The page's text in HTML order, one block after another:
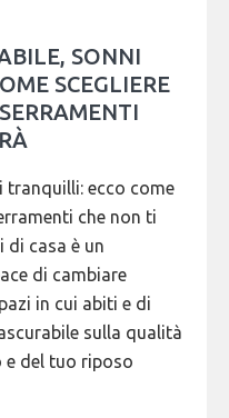
SONNI
SCEGLIERE
tranquilli: ecco come
che non ti
di casa è un
di cambiare
in cui abiti e di
sulla qualità
e del tuo riposo